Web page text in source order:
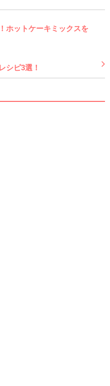
ホットケーキミックスを
シピ3選！